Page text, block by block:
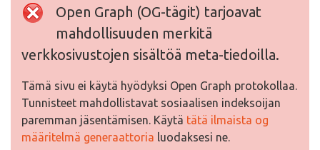
Open Graph (OG-tägit) tarjoavat
mahdollisuuden merkitä
verkkosivustojen sisältöä meta-tiedoilla.
Tämä sivu ei käytä hyödyksi Open Graph protokollaa.
Tunnisteet mahdollistavat sosiaalisen indeksoijan
paremman jäsentämisen. Käytä tätä ilmaista og
määritelmä generaattoria luodaksesi ne.